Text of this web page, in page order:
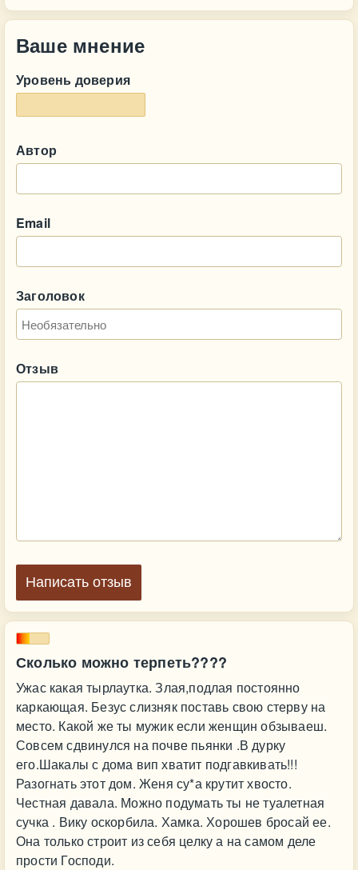
Сколько можно терпеть????
Ужас какая тырлаутка. Злая,подлая постоянно
каркающая. Безус слизняк поставь свою стерву на
место. Какой же ты мужик если женщин обзываеш.
Совсем сдвинулся на почве пьянки .В дурку
его.Шакалы с дома вип хватит подгавкивать!!!
Разогнать этот дом. Женя су*а крутит хвосто.
Честная давала. Можно подумать ты не туалетная
сучка . Вику оскорбила. Хамка. Хорошев бросай ее.
Она только строит из себя целку а на самом деле
прости Господи.
Ваше мнение
Уровень доверия
Автор
Email
Заголовок
Отзыв
Написать отзыв